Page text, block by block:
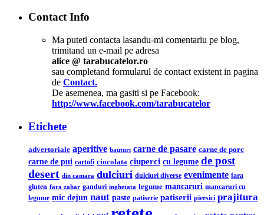
Contact Info
Ma puteti contacta lasandu-mi comentariu pe blog,
trimitand un e-mail pe adresa
alice @ tarabucatelor.ro
sau completand formularul de contact existent in pagina
de Contact.
De asemenea, ma gasiti si pe Facebook:
http://www.facebook.com/tarabucatelor
Etichete
advertoriale aperitive bauturi carne de pasare carne de porc
carne de pui cartofi ciocolata ciuperci cu legume de post
desert din camara dulciuri dulciuri diverse evenimente fara
gluten fara zahar ganduri inghetata legume mancaruri mancaruri cu
legume mic dejun naut paste patiserie patiserii piersici prajitura